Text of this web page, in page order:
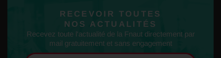
RECEVOIR TOUTES
NOS ACTUALITÉS
Recevez toute l'actualité de la Fnaut directement par
mail gratuitement et sans engagement